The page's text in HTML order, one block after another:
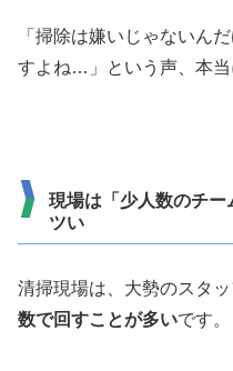
「掃除は嫌いじゃないん
すよね…」という声、本当
現場は「少人数のチー
ツい
清掃現場は、大勢のスタ
数で回すことが多いです。